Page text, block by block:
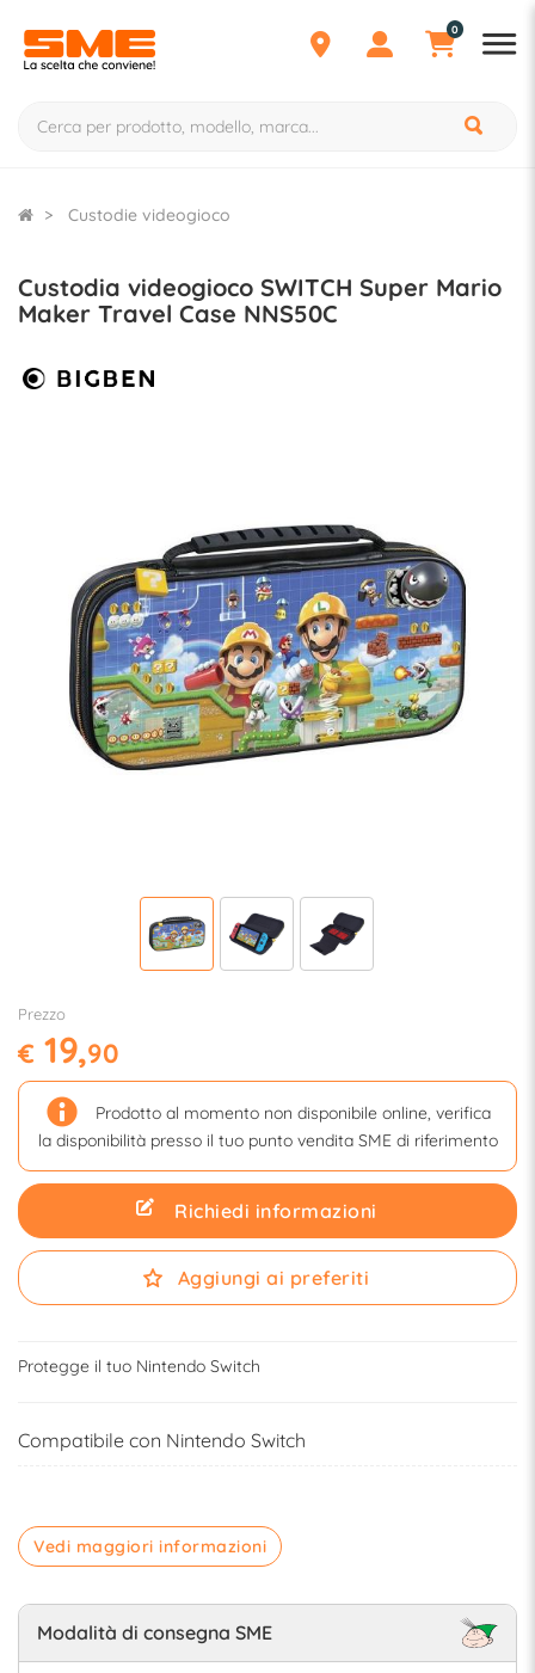
0
Custodie videogioco
Custodia videogioco SWITCH Super Mario
Maker Travel Case NNS50C
Prezzo
€ 19,90
Prodotto al momento non disponibile online, verifica
la disponibilità presso il tuo punto vendita SME di riferimento
Richiedi informazioni
Aggiungi ai preferiti
Protegge il tuo Nintendo Switch
Compatibile con Nintendo Switch
Vedi maggiori informazioni
Modalità di consegna SME